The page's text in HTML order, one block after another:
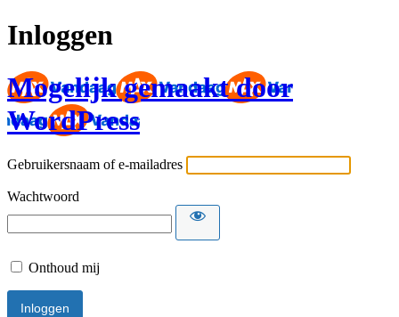
Inloggen
Mogelijk gemaakt door
WordPress
Gebruikersnaam of e-mailadres
Wachtwoord
Onthoud mij